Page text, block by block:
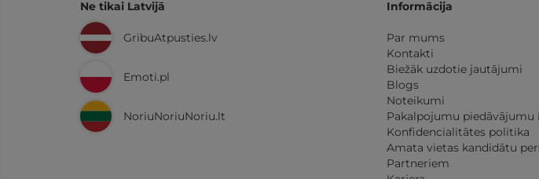
Ne tikai Latvijā
GribuAtpusties.lv
Emoti.pl
NoriuNoriuNoriu.lt
Informācija
Par mums
Kontakti
Biežāk uzdotie jautājumi
Blogs
Noteikumi
Pakalpojumu piedāvājumu
Konfidencialitātes politika
Amata vietas kandidātu
Partneriem